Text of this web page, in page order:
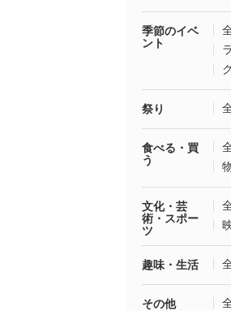
季節のイベ
ント
祭り
食べる・買
う
文化・芸
術・スポー
ツ
趣味・生活
その他